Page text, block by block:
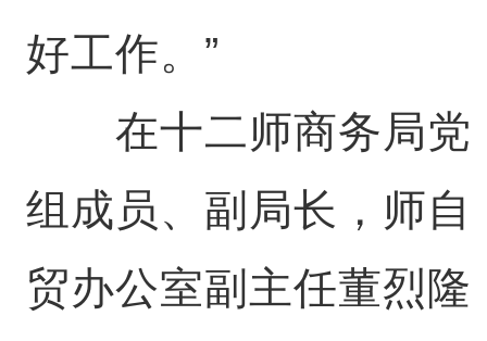
好工作。”
在十二师商务局党
组成员、副局长，师自
贸办公室副主任董烈隆